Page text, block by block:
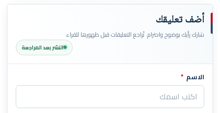
أضف تعليقك
شارك رأيك بوضوح واحترام. تُراجع التعليقات قبل ظهورها للقراء.
النشر بعد المراجعة
اترك هذا الحقل فارغاً
الاسم *